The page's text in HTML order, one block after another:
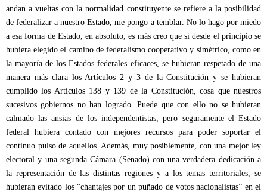
andan a vueltas con la normalidad constituyente se refiere a la posibilidad
de federalizar a nuestro Estado, me pongo a temblar. No lo hago por miedo
a esa forma de Estado, en absoluto, es más creo que sí desde el principio se
hubiera elegido el camino de federalismo cooperativo y simétrico, como en
la mayoría de los Estados federales eficaces, se hubieran respetado de una
manera más clara los Artículos 2 y 3 de la Constitución y se hubieran
cumplido los Artículos 138 y 139 de la Constitución, cosa que nuestros
sucesivos gobiernos no han logrado. Puede que con ello no se hubieran
calmado las ansias de los independentistas, pero seguramente el Estado
federal hubiera contado con mejores recursos para poder soportar el
continuo pulso de aquellos. Además, muy posiblemente, con una mejor ley
electoral y una segunda Cámara (Senado) con una verdadera dedicación a
la representación de las distintas regiones y a los temas territoriales, se
hubieran evitado los “chantajes por un puñado de votos nacionalistas” en el